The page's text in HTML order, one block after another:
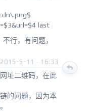
last
行，有问题，
2015-5-11 · 16:33
址二维码，在此
的问题，因为本